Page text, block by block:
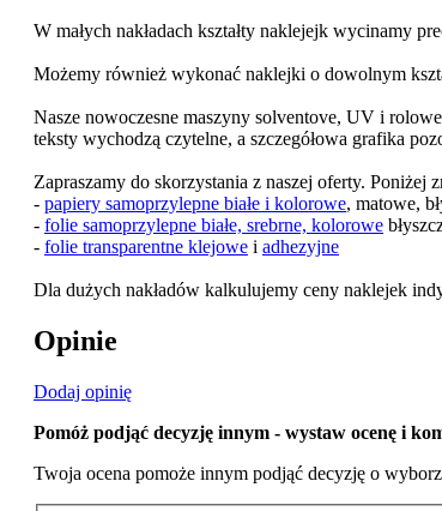
W małych nakładach kształty naklejejk wycinamy
Możemy również wykonać naklejki o dowolnym
Nasze nowoczesne maszyny solventove, UV i
teksty wychodzą czytelne, a szczegółowa grafika
Zapraszamy do skorzystania z naszej oferty.
- papiery samoprzylepne białe i kolorowe, matowe,
- folie samoprzylepne białe, srebrne, kolorowe
- folie transparentne klejowe i adhezyjne
Dla dużych nakładów kalkulujemy ceny naklejek
Opinie
Dodaj opinię
Pomóż podjąć decyzję innym - wystaw ocenę i
Twoja ocena pomoże innym podjąć decyzję o